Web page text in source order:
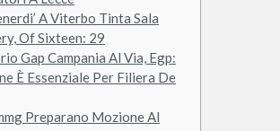
A Viterbo Tinta Sala
Of Sixteen: 29
Gap Campania Al Via, Egp:
È Essenziale Per Filiera De
Preparano Mozione Al